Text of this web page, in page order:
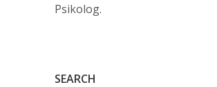
SEARCH
Psikolog.